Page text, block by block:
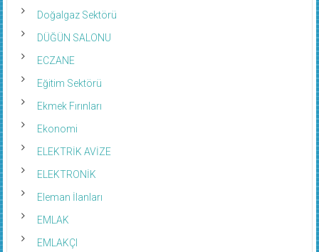
Doğalgaz Sektörü
DÜĞÜN SALONU
ECZANE
Eğitim Sektörü
Ekmek Fırınları
Ekonomi
ELEKTRİK AVİZE
ELEKTRONİK
Eleman İlanları
EMLAK
EMLAKÇI